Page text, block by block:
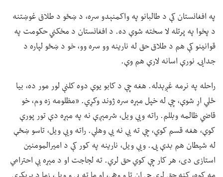
په افغانستان کې د طالبانو په واکمنېدو سره، د ښځو د طلاق غوښتنه
د پخوا په پرتله لا سخته شوې ده. د افغانستان د مخکني حکومت په
قوانینو کې هم د طلاق حق له نارینه وو سره وو، خو د ښځو لپاره د
جدایۍ نورې اسانه لارې هم وې.
راحله په نرمه غږېدله. هغه چې د کابو یوې دوه کلنې لور مور ده، بیا
ځلي اړ شوې، چې له خپل مېړه سره ژوند وکړي. «مظلومه زه وم، خو
قاضي ظالمه وبللم. راته ویې ویل، شرمېږې نه په مېړه دې تور پورې
کوې، هغه قسم کوي، چې ته یې نه یې وهلې. راته ویې ویل، تاسو ښځې
له شیطان هم بدې یۍ. ویې ویل، نارینه په کور کې د امیرالمومنین
استازی دی، هر کار چې کوي حق لري. ته لجاجت او د مېړه بې احترامي